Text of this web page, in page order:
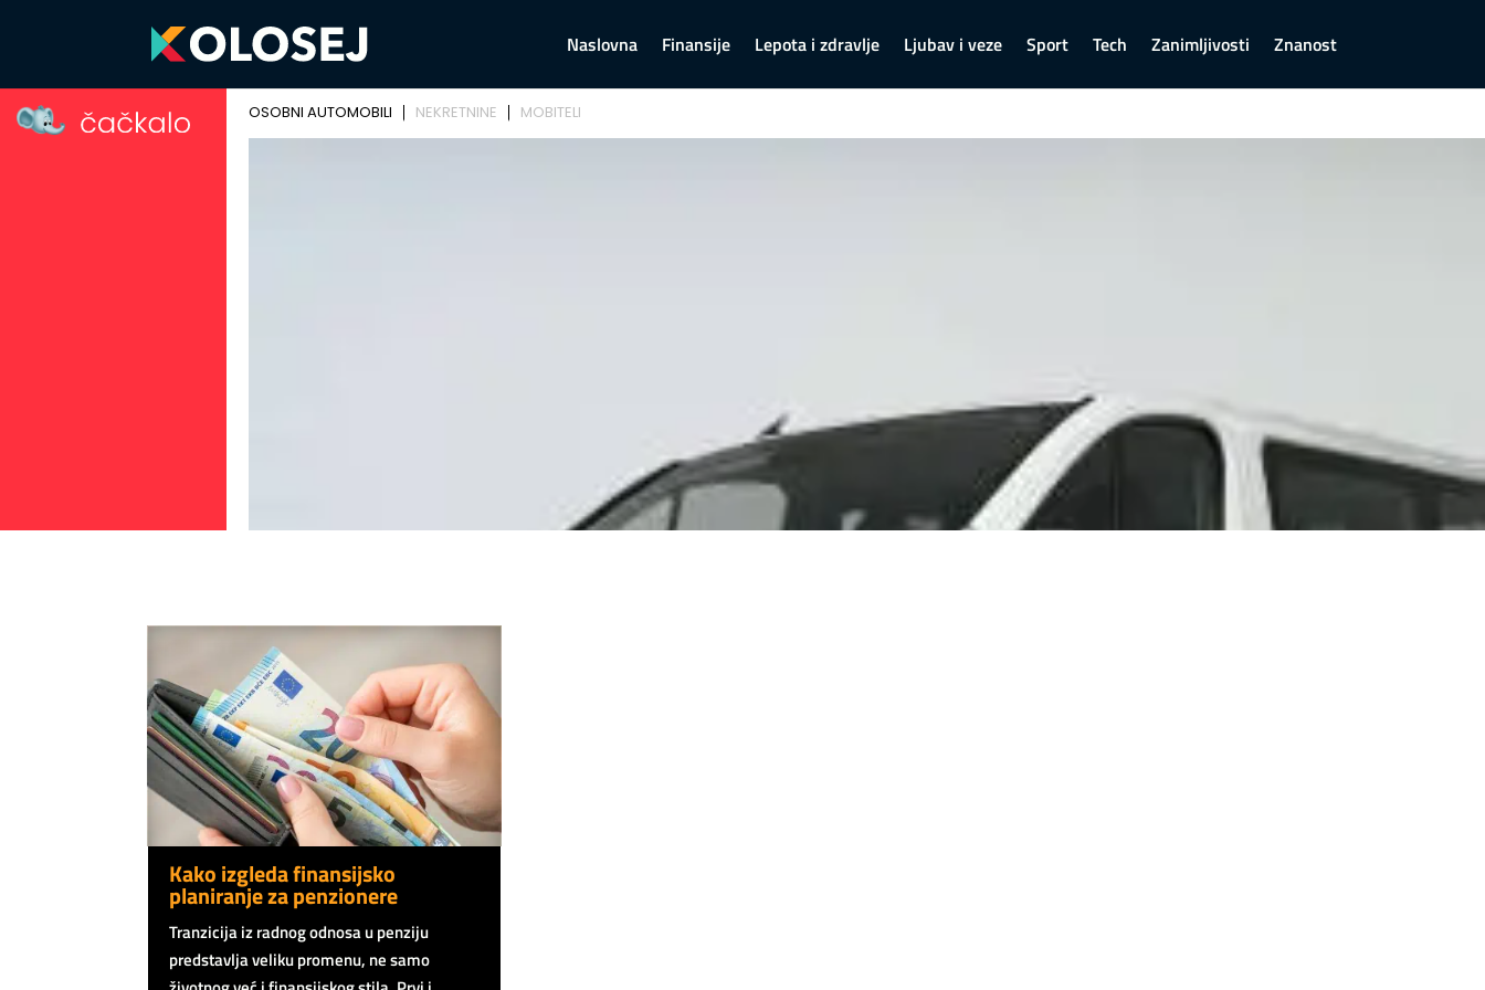
Naslovna Finansije Lepota i zdravlje Ljubav i veze Sport Tech Zanimljivosti Znanost
Kako izgleda finansijsko
planiranje za penzionere
Tranzicija iz radnog odnosa u penziju
predstavlja veliku promenu, ne samo